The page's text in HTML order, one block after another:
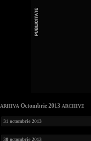
ARHIVA Octombrie 2013 ARCHIVE
31 octombrie 2013
30 octombrie 2013